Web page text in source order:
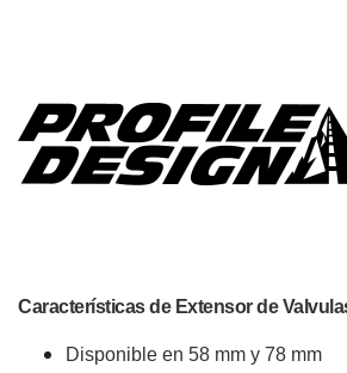
Características de Extensor de
Disponible en 58 mm y 78 mm